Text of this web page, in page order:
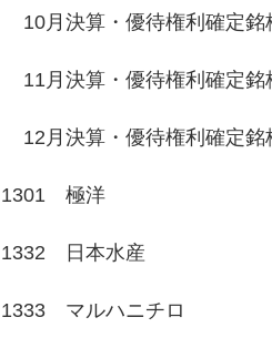
10月決算・優待権利確定銘
11月決算・優待権利確定銘
12月決算・優待権利確定銘
1301 極洋
1332 日本水産
1333 マルハニチロ